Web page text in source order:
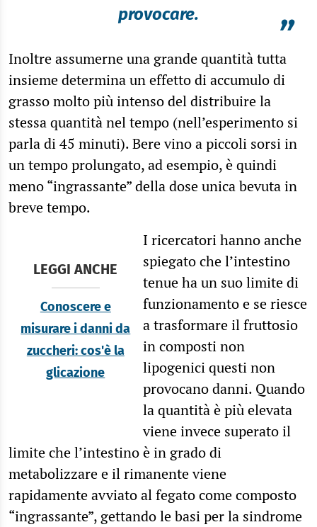
provocare. ”
Inoltre assumerne una grande quantità tutta
insieme determina un effetto di accumulo di
grasso molto più intenso del distribuire la
stessa quantità nel tempo (nell’esperimento si
parla di 45 minuti). Bere vino a piccoli sorsi in
un tempo prolungato, ad esempio, è quindi
meno “ingrassante” della dose unica bevuta in
breve tempo.
LEGGI ANCHE
Conoscere e
misurare i danni da
zuccheri: cos'è la
glicazione
I ricercatori hanno anche
spiegato che l’intestino
tenue ha un suo limite di
funzionamento e se riesce
a trasformare il fruttosio
in composti non
lipogenici questi non
provocano danni. Quando
la quantità è più elevata
viene invece superato il
limite che l’intestino è in grado di
metabolizzare e il rimanente viene
rapidamente avviato al fegato come composto
“ingrassante”, gettando le basi per la sindrome